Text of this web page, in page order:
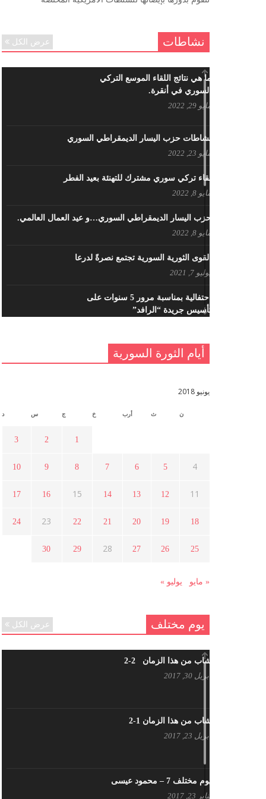
ننساك – خالد الحموري
نشاطات عرض الكل
ما هي نتائج اللقاء الموسع التركي
السوري في أنقرة.
مايو 29, 2022
نشاطات حزب اليسار الديمقراطي السوري
مايو 23, 2022
لقاء تركي سوري مشترك للتهنئة بعيد الفطر
مايو 8, 2022
حزب اليسار الديمقراطي السوري…و عيد العمال العالمي.
مايو 8, 2022
القوى الثورية السورية تجتمع نصرةً لدرعا
يوليو 7, 2021
احتفالية بمناسبة مرور 5 سنوات على
تأسيس جريدة “الرافد”
القدس والربيع العربي في ندوة لحزب
أسبوع ثقافي في ذكرى الاستقلال
الثورة السورية ؟
في الثورة السورية ؟
أيام الثورة السورية
يونيو 2018
ن ث أرب خ ج س د
1
2
3
4
5
6
7
8
9
10
11
12
13
14
15
16
17
18
19
20
21
22
23
24
25
26
27
28
29
30
« مايو يوليو »
يوم مختلف عرض الكل
شاب من هذا الزمان 2-2
أبريل 30, 2017
شاب من هذا الزمان 1-2
أبريل 23, 2017
يوم مختلف 7 – محمود عيسى
يناير 23, 2017